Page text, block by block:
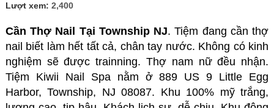
Lượt xem: 2,400
Cần Thợ Nail Tại Township NJ. Tiệm đang cần thợ
nail biết làm hết tất cả, chân tay nước. Không có kinh
nghiệm sẽ được trainning. Thợ nam nữ đều nhận.
Tiệm Kiwii Nail Spa nằm ở 889 US 9 Little Egg
Harbor, Township, NJ 08087. Khu 100% mỹ trắng,